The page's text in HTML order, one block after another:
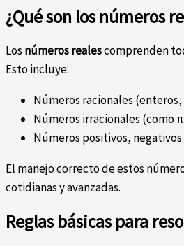
¿Qué son los números
Los números realescomprenden
Esto incluye:
Números racionales
Números irracionales (como
Números positivos, negativos
El manejo correcto de estos
cotidianas y avanzadas.
Reglas básicas para